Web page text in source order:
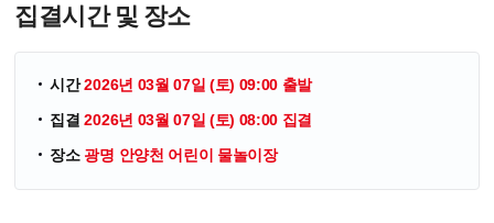
집결시간 및 장소
시간2026년 03월 07일 (토) 09:00 출발
집결2026년 03월 07일 (토) 08:00 집결
장소 광명 안양천 어린이 물놀이장